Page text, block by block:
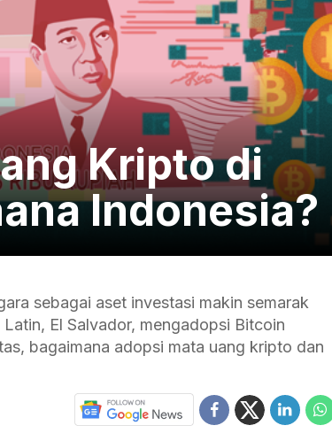
Kripto di
Indonesia?
sebagai aset investasi makin semarak
El Salvador, mengadopsi Bitcoin
bagaimana adopsi mata uang kripto dan